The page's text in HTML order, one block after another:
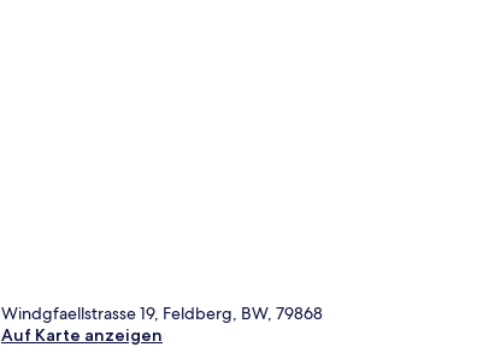
Windgfaellstrasse 19, Feldberg, BW, 79868
Auf Karte anzeigen